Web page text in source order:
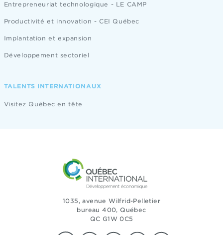
Entrepreneuriat technologique - LE CAMP
Productivité et innovation - CEI Québec
Implantation et expansion
Développement sectoriel
TALENTS INTERNATIONAUX
Visitez Québec en tête
1035, avenue Wilfrid-Pelletier
bureau 400, Québec
QC G1W 0C5